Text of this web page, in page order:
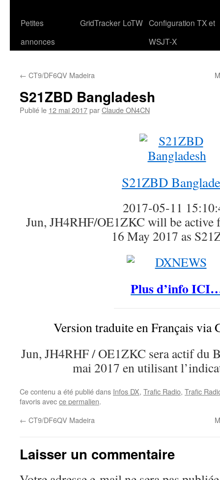
Petites
annonces
GridTracker LoTW Configuration TX et
WSJT-X
← CT9/DF6QV Madeira
S21ZBD Bangladesh
Publié le 12 mai 2017parClaude ON4CN
S21ZBD
2017-05-11
Jun, JH4RHF/OE1ZKC will be active
16 May 2017 as
Plus d’info
Version traduite en Français via
Jun, JH4RHF / OE1ZKC sera actif du
mai 2017 en utilisant
Ce contenu a été publié dans Infos DX, Trafic Radio, Trafic
favoris avecce permalien.
← CT9/DF6QV Madeira
Laisser un commentaire